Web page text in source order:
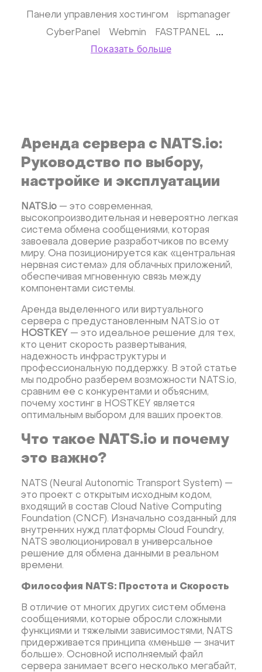
Панели управления хостингом
ispmanager
CyberPanel
Webmin
FASTPANEL
ПО для обеспечения безопасности
Виртуализация и гипервизоры
Proxmox
Хранение данных
Мессенджеры для бизнеса
RocketChat
Мониторинг
Kubernetes
CRM
Nextcloud GitLab
MySQL
KASM RabbitMQ OpenSearch
TrueNAS
MinIO Minikube
MicroK8s
Minecraft
Mastodon Joomla!
Mumble
Palworld
TeamSpeak Игры OpenCart
Moodle
Desktop приложения
LAMP
Openlitespeed
Woocommerce
Prometheus
Zabbix
Машинное обучение
Pytorch
Персональный чат-бот
Xubuntu
OpenPanel
PyTorch Node.js
Django
LinuxGSM + Web LGSM
Jupyter Notebook
JupyterLab
Shopify Apache Spark
Magento
Apache Guacamole + Xfce
Apache Airflow
DeepSeek
Показать больше
Аренда сервера с NATS.io:
Руководство по выбору,
настройке и эксплуатации
NATS.io — это современная,
высокопроизводительная и невероятно легкая
система обмена сообщениями, которая
завоевала доверие разработчиков по всему
миру. Она позиционируется как «центральная
нервная система» для облачных приложений,
обеспечивая мгновенную связь между
компонентами системы.
Аренда выделенного или виртуального
сервера с предустановленным NATS.io от
HOSTKEY — это идеальное решение для тех,
кто ценит скорость развертывания,
надежность инфраструктуры и
профессиональную поддержку. В этой статье
мы подробно разберем возможности NATS.io,
сравним ее с конкурентами и объясним,
почему хостинг в HOSTKEY является
оптимальным выбором для ваших проектов.
Что такое NATS.io и почему
это важно?
NATS (Neural Autonomic Transport System) —
это проект с открытым исходным кодом,
входящий в состав Cloud Native Computing
Foundation (CNCF). Изначально созданный для
внутренних нужд платформы Cloud Foundry,
NATS эволюционировал в универсальное
решение для обмена данными в реальном
времени.
Философия NATS: Простота и Скорость
В отличие от многих других систем обмена
сообщениями, которые обросли сложными
функциями и тяжелыми зависимостями, NATS
придерживается принципа «меньше — значит
больше». Основной исполняемый файл
сервера занимает всего несколько мегабайт,